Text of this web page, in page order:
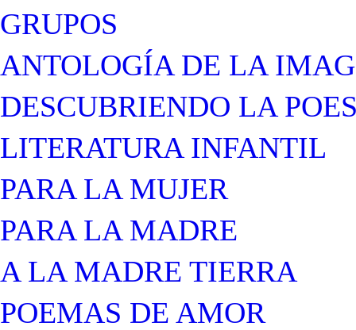
GRUPOS
ANTOLOGÍA DE LA
DESCUBRIENDO LA
LITERATURA INFANTIL
PARA LA MUJER
PARA LA MADRE
A LA MADRE TIERRA
POEMAS DE AMOR